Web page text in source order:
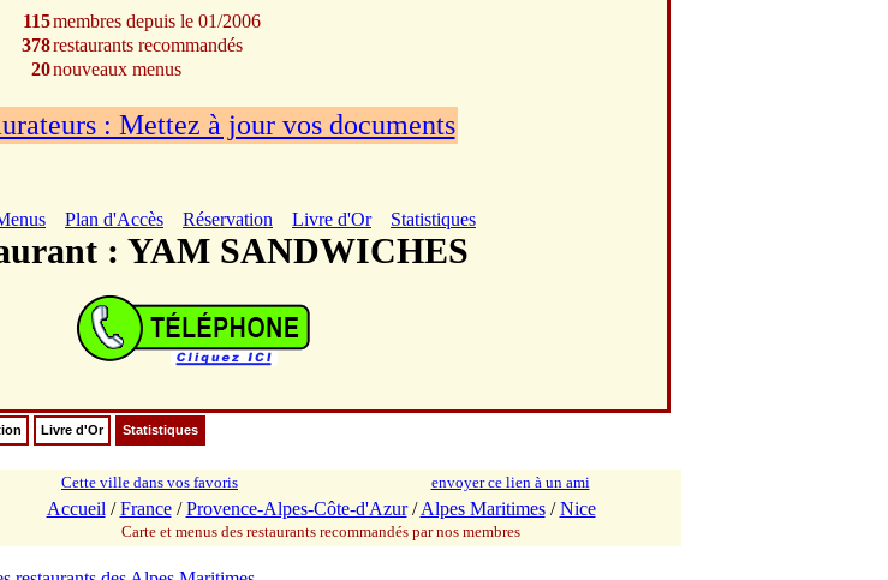
115membres depuis le 01/2006
378restaurants recommandés
20nouveaux menus
: Mettez à jour vos documents
Plan d'Accès Réservation Livre d'Or Statistiques
: YAM SANDWICHES
Livre d'Or Statistiques
Cette ville dans vos favoris envoyer ce lien à un ami
Accueil /France/Provence-Alpes-Côte-d'Azur/Alpes Maritimes/Nice
Carte et menus des restaurants recommandés par nos membres